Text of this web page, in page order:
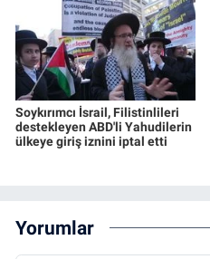
Soykırımcı İsrail, Filistinlileri
destekleyen ABD'li Yahudilerin
ülkeye giriş iznini iptal etti
Yorumlar